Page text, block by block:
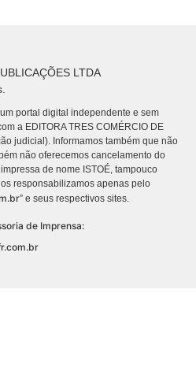
LTDA
portal digital independente e sem
a EDITORA TRES COMÉRCIO DE
judicial). Informamos também que não
não oferecemos cancelamento do
de nome ISTOÉ, tampouco
responsabilizamos apenas pelo
” e seus respectivos sites.
de Imprensa: